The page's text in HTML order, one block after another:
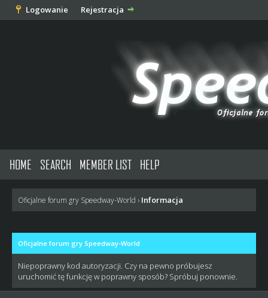
Logowanie Rejestracja
HOME SEARCH MEMBER LIST HELP
Oficjalne forum gry Speedway-World › Informacja
Oficjalne forum gry Speedway-World
Niepoprawny kod autoryzacji. Czy na pewno próbujesz
uruchomić tę funkcję w poprawny sposób? Spróbuj ponownie.